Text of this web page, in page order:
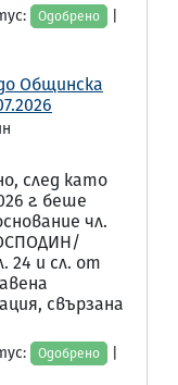
Одобрено
Общинска
след като
г. беше
чл.
24 и сл. от
свързана
Одобрено